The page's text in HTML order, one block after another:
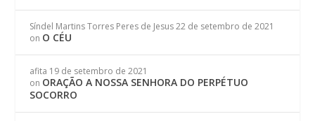
Síndel Martins Torres Peres de Jesus 22 de setembro de 2021
on O CÉU
afita 19 de setembro de 2021
on ORAÇÃO A NOSSA SENHORA DO PERPÉTUO
SOCORRO